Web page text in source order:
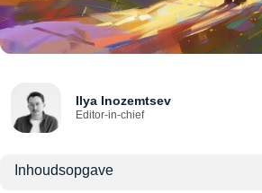
Ilya Inozemtsev
Editor-in-chief
Inhoudsopgave